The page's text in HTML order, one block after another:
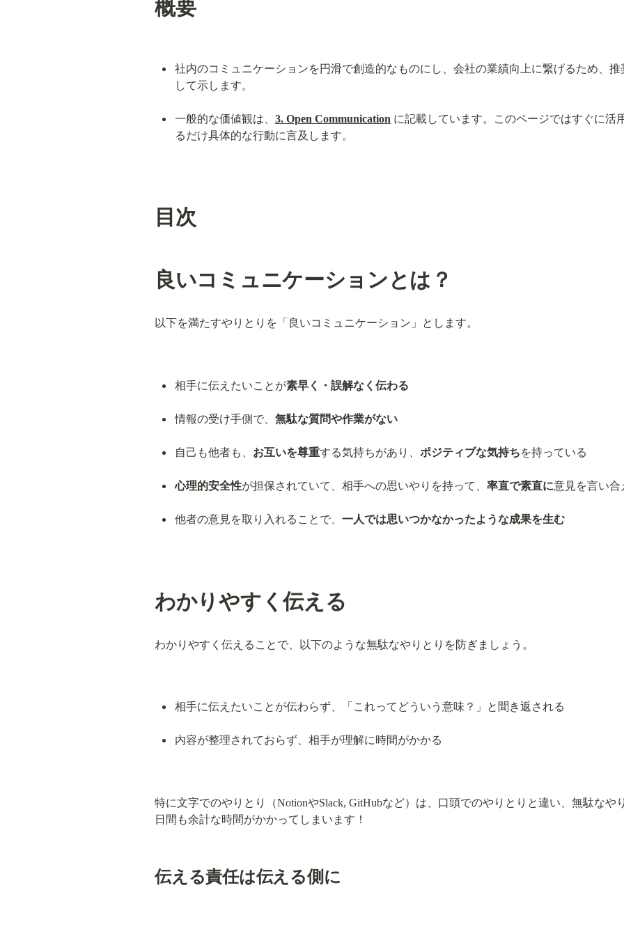
概要
社内のコミュニケーションを円滑で創造的なものにし、会社の業績向上に繋げるため、
して示します。
一般的な価値観は、 3. Open Communication に記載しています。このページではすぐに活
るだけ具体的な行動に言及します。
目次
良いコミュニケーションとは？
以下を満たすやりとりを「良いコミュニケーション」とします。
相手に伝えたいことが素早く・誤解なく伝わる
情報の受け手側で、 無駄な質問や作業がない
自己も他者も、 お互いを尊重する気持ちがあり、 ポジティブな気持ちを持っている
心理的安全性が担保されていて、相手への思いやりを持って、 率直で素直に意見を言い合
他者の意見を取り入れることで、 一人では思いつかなかったような成果を生む
わかりやすく伝える
わかりやすく伝えることで、以下のような無駄なやりとりを防ぎましょう。
相手に伝えたいことが伝わらず、「これってどういう意味？」と聞き返される
内容が整理されておらず、相手が理解に時間がかかる
特に文字でのやりとり（NotionやSlack, GitHubなど）は、口頭でのやりとりと違い、無駄なや
日間も余計な時間がかかってしまいます！
伝える責任は伝える側に